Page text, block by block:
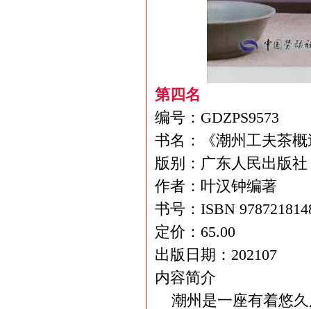
第四名
编号：GDZPS9573
书名：《潮州工夫茶
版别：广东人民出版社
作者：叶汉钟编著
书号：ISBN
定价：65.00
出版日期：202107
内容简介
潮州是一座有着悠久